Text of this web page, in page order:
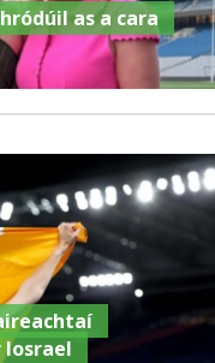
as a cara